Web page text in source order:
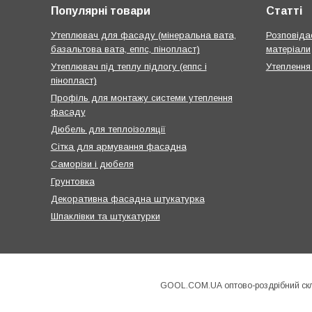
Популярні товари
Утеплювач для фасаду (мінеральна вата,
базальтова вата, еппс, пінопласт)
Утеплювач під теплу підлогу (еппс і
пінопласт)
Профіль для монтажу системи утеплення
фасаду
Дюбель для теплоізоляції
Сітка для армування фасадна
Саморізи і дюбеля
Грунтовка
Декоративна фасадна штукатурка
Шпаклівки та штукатурки
Статті
матеріали